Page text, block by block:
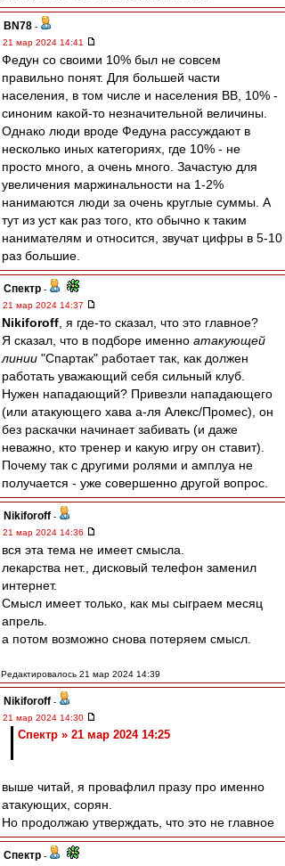
BN78 -
21 мар 2024 14:41
Федун со своими 10% был не совсем
правильно понят. Для большей части
населения, в том числе и населения ВВ, 10% -
синоним какой-то незначительной величины.
Однако люди вроде Федуна рассуждают в
несколько иных категориях, где 10% - не
просто много, а очень много. Зачастую для
увеличения маржинальности на 1-2%
нанимаются люди за очень круглые суммы. А
тут из уст как раз того, кто обычно к таким
нанимателям и относится, звучат цифры в 5-10
раз большие.
Спектр -
21 мар 2024 14:37
Nikiforoff , я где-то сказал, что это главное?
Я сказал, что в подборе именно атакующей
линии "Спартак" работает так, как должен
работать уважающий себя сильный клуб.
Нужен нападающий? Привезли нападающего
(или атакующего хава а-ля Алекс/Промес), он
без раскачки начинает забивать (и даже
неважно, кто тренер и какую игру он ставит).
Почему так с другими ролями и амплуа не
получается - уже совершенно другой вопрос.
Nikiforoff -
21 мар 2024 14:36
вся эта тема не имеет смысла.
лекарства нет., дисковый телефон заменил
интернет.
Смысл имеет только, как мы сыграем месяц
апрель.
а потом возможно снова потеряем смысл.
Редактировалось 21 мар 2024 14:39
Nikiforoff -
21 мар 2024 14:30
Спектр » 21 мар 2024 14:25
выше читай, я провафлил празу про именно
атакующих, сорян.
Но продолжаю утверждать, что это не главное
Спектр -